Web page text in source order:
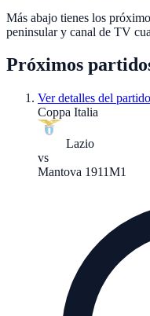
Más abajo tienes los
peninsular y canal de TV
Próximos
Ver detalles del partido
Coppa Italia
Lazio
vs
Mantova 1911M1